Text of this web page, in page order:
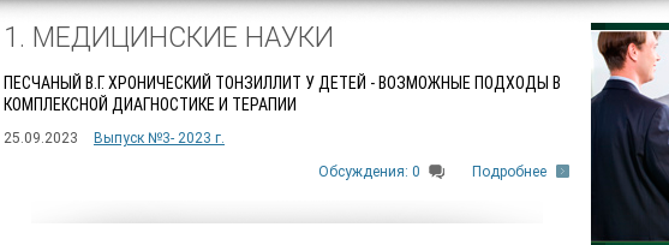
1. МЕДИЦИНСКИЕ НАУКИ
ПЕСЧАНЫЙ В.Г. ХРОНИЧЕСКИЙ ТОНЗИЛЛИТ У ДЕТЕЙ - ВОЗМОЖНЫЕ ПОДХОДЫ В
КОМПЛЕКСНОЙ ДИАГНОСТИКЕ И ТЕРАПИИ
25.09.2023
Выпуск №3- 2023 г.
Обсуждения: 0
Подробнее